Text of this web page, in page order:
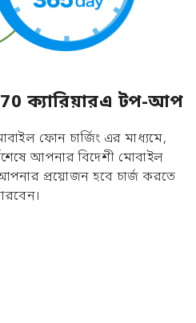
ক্যারিয়ারএ টপ-আপ
ফোন চার্জিং এর মাধ্যমে,
আপনার বিদেশী মোবাইল
প্রয়োজন হবে চার্জ করতে